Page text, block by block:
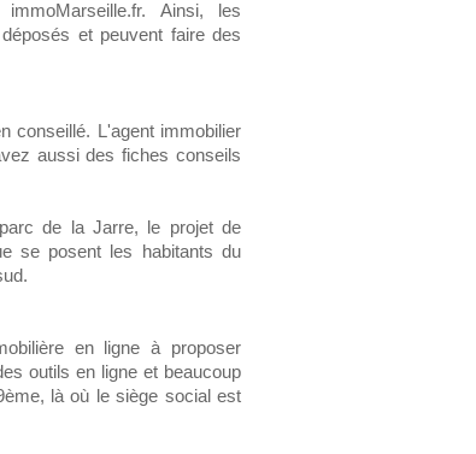
Ainsi, les
et peuvent faire des
conseillé. L'agent immobilier
aussi des fiches conseils
de la Jarre, le projet de
se posent les habitants du
en ligne à proposer
outils en ligne et beaucoup
là où le siège social est